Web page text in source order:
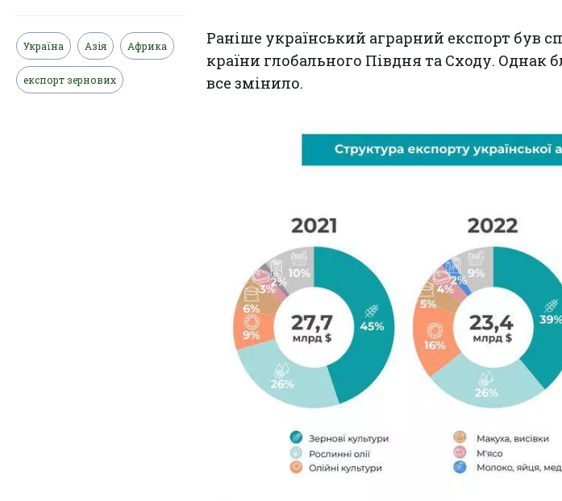
Україна Азія Африка
експорт зернових
Раніше український аграрний експорт був
країни глобального Півдня та Сходу. Однак
все змінило.